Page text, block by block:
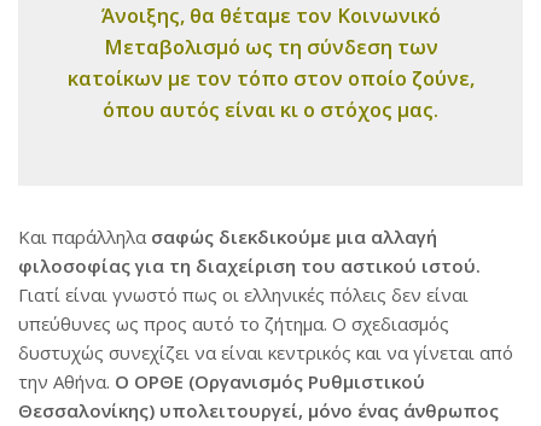
Άνοιξης, θα θέταμε τον Κοινωνικό
Μεταβολισμό ως τη σύνδεση των
κατοίκων με τον τόπο στον οποίο ζούνε,
όπου αυτός είναι κι ο στόχος μας.
Και παράλληλα σαφώς διεκδικούμε μια αλλαγή
φιλοσοφίας για τη διαχείριση του αστικού ιστού.
Γιατί είναι γνωστό πως οι ελληνικές πόλεις δεν είναι
υπεύθυνες ως προς αυτό το ζήτημα. Ο σχεδιασμός
δυστυχώς συνεχίζει να είναι κεντρικός και να γίνεται από
την Αθήνα. Ο ΟΡΘΕ (Οργανισμός Ρυθμιστικού
Θεσσαλονίκης) υπολειτουργεί, μόνο ένας άνθρωπος